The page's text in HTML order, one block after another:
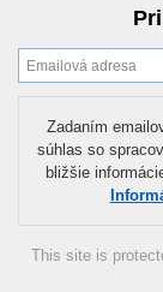
Zadaním
súhlas so
bližšie
This site is